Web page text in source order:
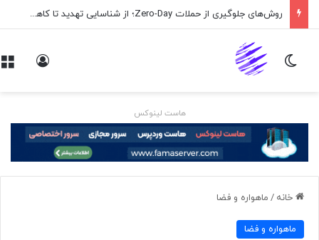
روش‌های جلوگیری از حملات Zero-Day؛ از شناسایی تهدید تا کاهش ریسک
تغییر پوسته
هاست لینوکس
خانه / ماهواره و فضا
ماهواره و فضا